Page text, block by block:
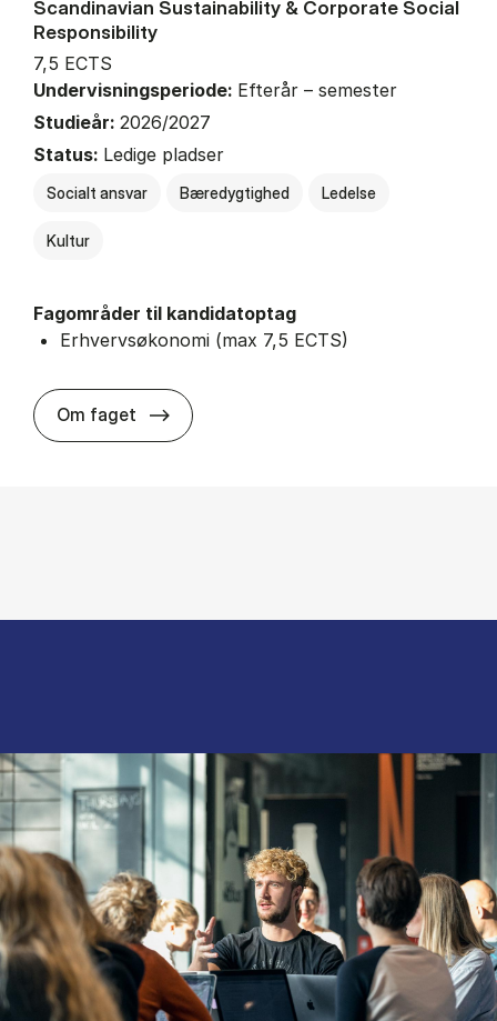
Scandinavian Sustainability & Corporate Social
Responsibility
7,5 ECTS
Undervisningsperiode: Efterår – semester
Studieår: 2026/2027
Status: Ledige pladser
Socialt ansvar Bæredygtighed Ledelse
Kultur
Fagområder til kandidatoptag
Erhvervsøkonomi (max 7,5 ECTS)
Om faget about